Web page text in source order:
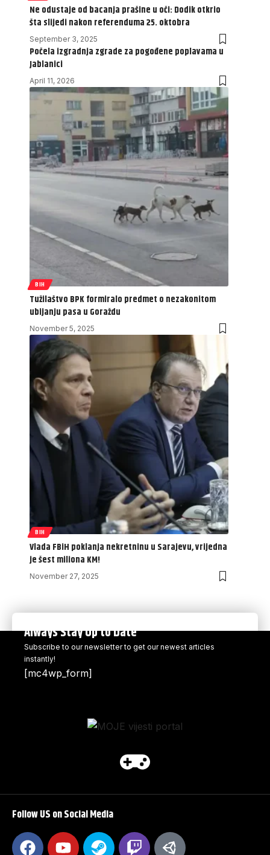
Ne odustaje od bacanja prašine u oči: Dodik otkrio
šta slijedi nakon referenduma 25. oktobra
September 3, 2025
Počela izgradnja zgrade za pogođene poplavama u
Jablanici
April 11, 2026
BIH
Tužilaštvo BPK formiralo predmet o nezakonitom
ubijanju pasa u Goraždu
November 5, 2025
BIH
Vlada FBiH poklanja nekretninu u Sarajevu, vrijedna
je šest miliona KM!
November 27, 2025
Always Stay Up to Date
Subscribe to our newsletter to get our newest articles
instantly!
[mc4wp_form]
Follow US on Social Media